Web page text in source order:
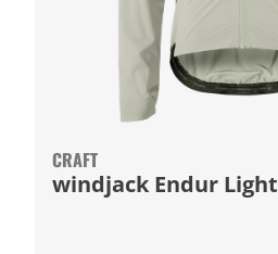
CRAFT
windjack Endur Light